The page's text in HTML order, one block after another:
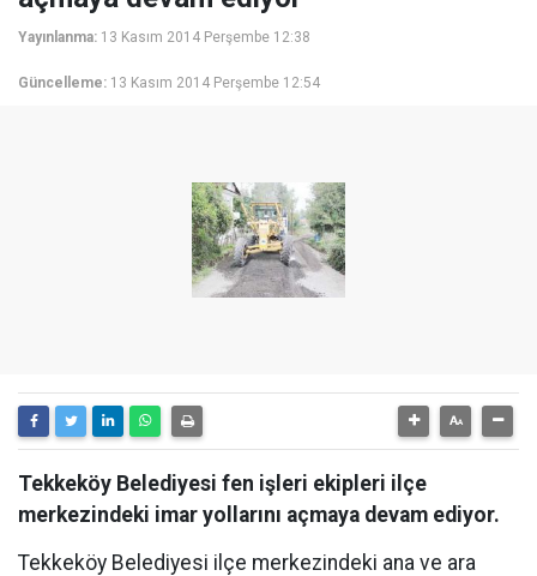
Yayınlanma: 13 Kasım 2014 Perşembe 12:38
Güncelleme: 13 Kasım 2014 Perşembe 12:54
Tekkeköy Belediyesi fen işleri ekipleri ilçe
merkezindeki imar yollarını açmaya devam ediyor.
Tekkeköy Belediyesi ilçe merkezindeki ana ve ara